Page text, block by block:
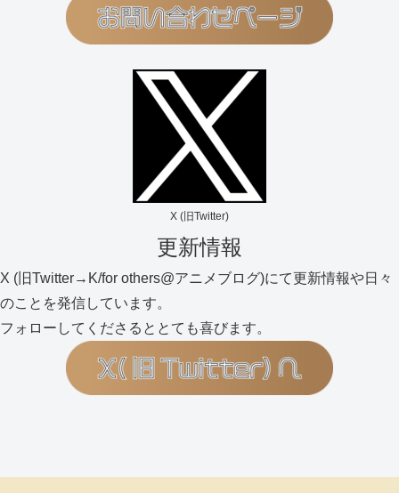
X (旧Twitter)
更新情報
X (旧Twitter→K/for others@アニメブログ)にて更新情報や日々
のことを発信しています。
フォローしてくださるととても喜びます。